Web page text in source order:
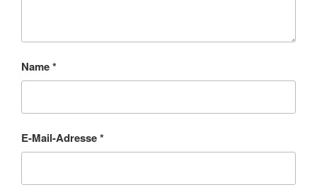
Name*
E-Mail-Adresse*